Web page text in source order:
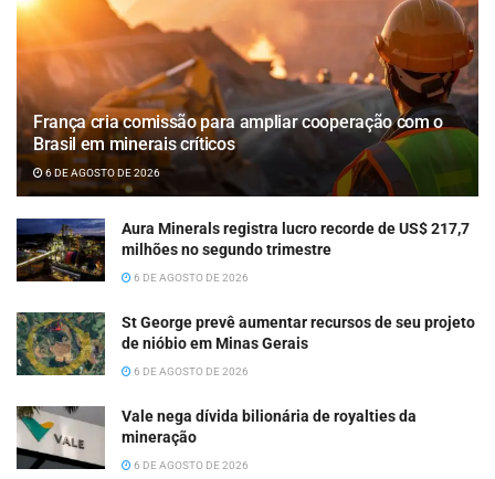
França cria comissão para ampliar cooperação com o
Brasil em minerais críticos
6 DE AGOSTO DE 2026
Aura Minerals registra lucro recorde de US$ 217,7
milhões no segundo trimestre
6 DE AGOSTO DE 2026
St George prevê aumentar recursos de seu projeto
de nióbio em Minas Gerais
6 DE AGOSTO DE 2026
Vale nega dívida bilionária de royalties da
mineração
6 DE AGOSTO DE 2026